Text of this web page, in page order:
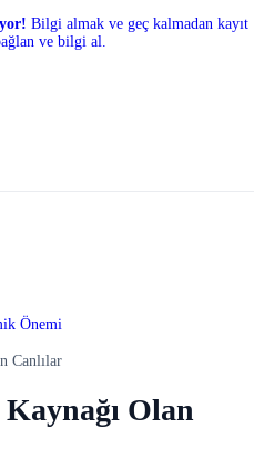
Bilgi almak ve geç kalmadan kayıt
ve bilgi al.
Önemi
Canlılar
Olan